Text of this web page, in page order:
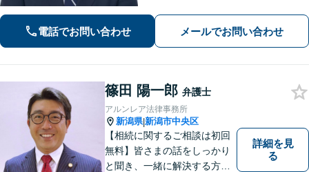
対応(法律相談は完全予約制)】各分野で
専門性の高い弁護士が寄り添い解決を
電話でお問い合わせ メールでお問い合わせ
篠田 陽一郎 弁護士
アルンレア法律事務所
新潟県|新潟市中央区
【相続に関するご相談は初回
無料】皆さまの話をしっかり
と聞き、一緒に解決する方法
詳細を見
る